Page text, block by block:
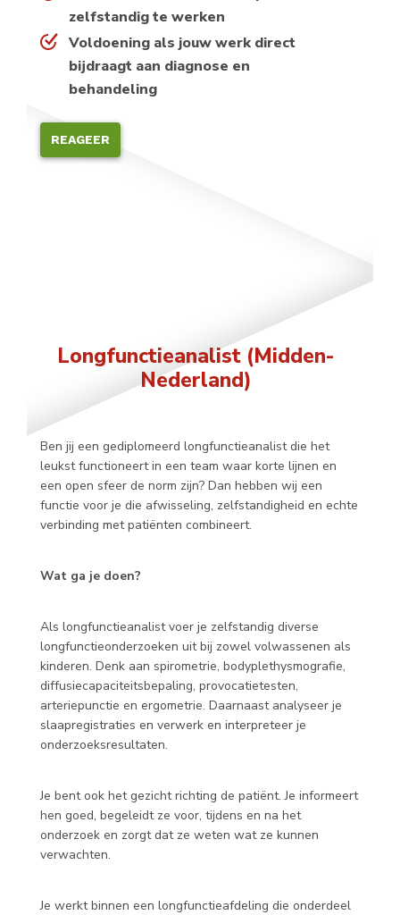
zelfstandig te werken
Voldoening als jouw werk direct
bijdraagt aan diagnose en
behandeling
REAGEER
Longfunctieanalist (Midden-
Nederland)
Ben jij een gediplomeerd longfunctieanalist die het
leukst functioneert in een team waar korte lijnen en
een open sfeer de norm zijn? Dan hebben wij een
functie voor je die afwisseling, zelfstandigheid en echte
verbinding met patiënten combineert.
Wat ga je doen?
Als longfunctieanalist voer je zelfstandig diverse
longfunctieonderzoeken uit bij zowel volwassenen als
kinderen. Denk aan spirometrie, bodyplethysmografie,
diffusiecapaciteitsbepaling, provocatietesten,
arteriepunctie en ergometrie. Daarnaast analyseer je
slaapregistraties en verwerk en interpreteer je
onderzoeksresultaten.
Je bent ook het gezicht richting de patiënt. Je informeert
hen goed, begeleidt ze voor, tijdens en na het
onderzoek en zorgt dat ze weten wat ze kunnen
verwachten.
Je werkt binnen een longfunctieafdeling die onderdeel